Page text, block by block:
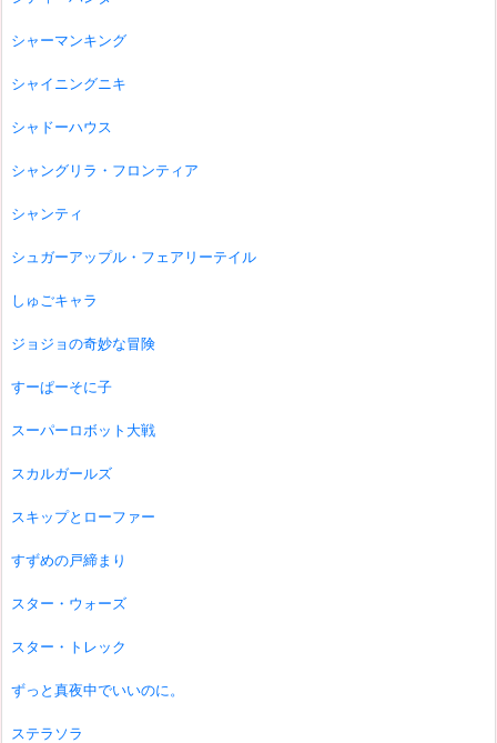
シャーマンキング
シャイニングニキ
シャドーハウス
シャングリラ・フロンティア
シャンティ
シュガーアップル・フェアリーテイル
しゅごキャラ
ジョジョの奇妙な冒険
すーぱーそに子
スーパーロボット大戦
スカルガールズ
スキップとローファー
すずめの戸締まり
スター・ウォーズ
スター・トレック
ずっと真夜中でいいのに。
ステラソラ